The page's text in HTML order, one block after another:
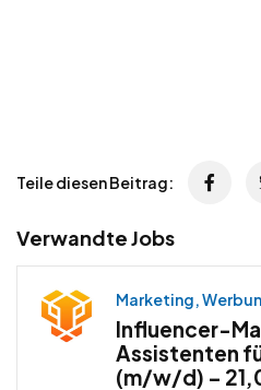
Teile diesen Beitrag:
Verwandte Jobs
Marketing,
Influencer-
Assistenten
(m/w/d) –